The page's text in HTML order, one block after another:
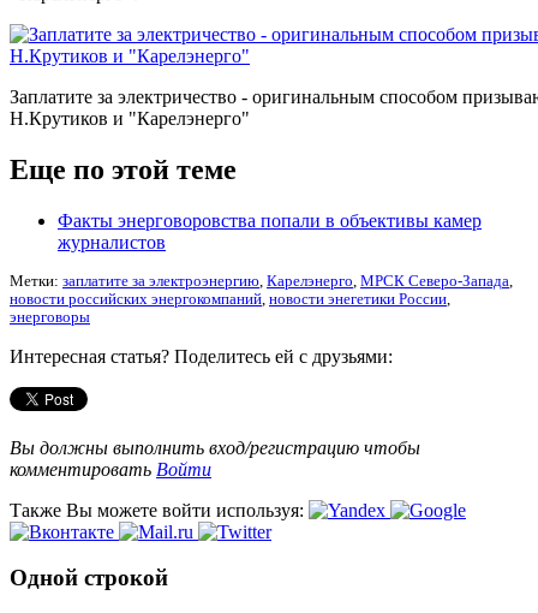
Заплатите за электричество - оригинальным способом
Н.Крутиков и "Карелэнерго"
Еще по этой теме
Факты энерговоровства попали в объективы камер
журналистов
Метки: заплатите за электроэнергию Карелэнерго МРСК Северо-Запада
новости российских энергокомпаний новости энегетики России
энерговоры
Интересная статья? Поделитесь ей с друзьями:
Вы должны выполнить вход/регистрацию чтобы
комментировать Войти
Также Вы можете войти используя:
Одной строкой